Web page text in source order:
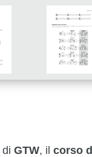
di GTW, il corso